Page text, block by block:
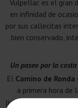
Vulpellac es el gran
en infinidad de
por sus callecitas
bien conservado,
Un paseo por la
El Camino de Ronda
a primera hora de
paisajes que sean